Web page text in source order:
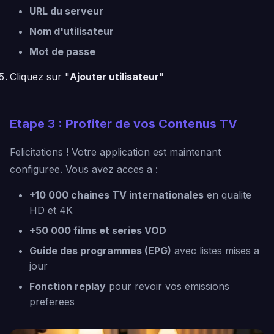
URL du serveur
Nom d'utilisateur
Mot de passe
Cliquez sur "Ajouter utilisateur"
Etape 3 : Profiter de vos Contenus TV
Felicitations ! Votre application est maintenant
configuree. Vous avez acces a :
+10 000 chaines TV internationales en qualite
HD et 4K
+50 000 films et series VOD
Guide des programmes (EPG) avec listes mises a
jour
Fonction replay pour revoir vos emissions
preferees